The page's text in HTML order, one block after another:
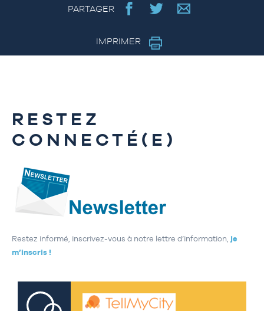
PARTAGER
IMPRIMER
RESTEZ
CONNECTÉ(E)
Restez informé, inscrivez-vous à notre lettre d’information, je
m’inscris !